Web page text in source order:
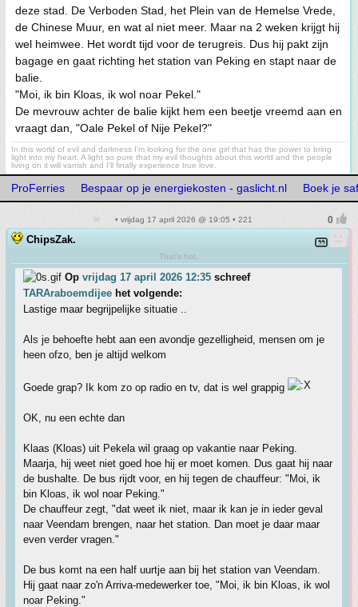
deze stad. De Verboden Stad, het Plein van de Hemelse Vrede,
de Chinese Muur, en wat al niet meer. Maar na 2 weken krijgt hij
wel heimwee. Het wordt tijd voor de terugreis. Dus hij pakt zijn
bagage en gaat richting het station van Peking en stapt naar de
balie.
"Moi, ik bin Kloas, ik wol noar Pekel."
De mevrouw achter de balie kijkt hem een beetje vreemd aan en
vraagt dan, "Oale Pekel of Nije Pekel?"
In this world of evil and darkness I'm looking for the one girl that has the power to bring
light into my heart. A light so pure that my evil thoughts about this world and the people
living on it will vanish and I'll finally experience true love.
ProFerries Bespaar op je energiekosten - gaslicht.nl Boek je
• vrijdag 17 april 2026 @ 19:05 • 221
ChipsZak.
That's hot.
Op vrijdag 17 april 2026 12:35 schreef
TARAraboemdijee het volgende:
Lastige maar begrijpelijke situatie ..
Als je behoefte hebt aan een avondje gezelligheid, mensen om je
heen ofzo, ben je altijd welkom
Goede grap? Ik kom zo op radio en tv, dat is wel grappig
OK, nu een echte dan
Klaas (Kloas) uit Pekela wil graag op vakantie naar Peking.
Maarja, hij weet niet goed hoe hij er moet komen. Dus gaat hij naar
de bushalte. De bus rijdt voor, en hij tegen de chauffeur: "Moi, ik
bin Kloas, ik wol noar Peking."
De chauffeur zegt, "dat weet ik niet, maar ik kan je in ieder geval
naar Veendam brengen, naar het station. Dan moet je daar maar
even verder vragen."
De bus komt na een half uurtje aan bij het station van Veendam.
Hij gaat naar zo'n Arriva-medewerker toe, "Moi, ik bin Kloas, ik wol
noar Peking."